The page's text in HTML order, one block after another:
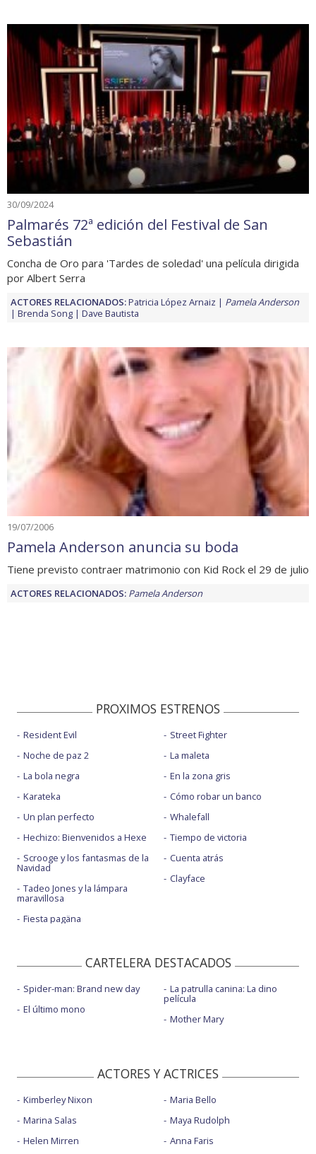
30/09/2024
Palmarés 72ª edición del Festival de San
Sebastián
Concha de Oro para 'Tardes de soledad' una película dirigida
por Albert Serra
ACTORES RELACIONADOS:Patricia López Arnaiz
Pamela Anderson
Brenda Song
Dave Bautista
19/07/2006
Pamela Anderson anuncia su boda
Tiene previsto contraer matrimonio con Kid Rock el 29 de julio
ACTORES RELACIONADOS: Pamela Anderson
PROXIMOS ESTRENOS
Resident Evil
Noche de paz 2
La bola negra
Karateka
Un plan perfecto
Hechizo: Bienvenidos a Hexe
Scrooge y los fantasmas de la
Navidad
Tadeo Jones y la lámpara
maravillosa
Fiesta pagäna
Street Fighter
La maleta
En la zona gris
Cómo robar un banco
Whalefall
Tiempo de victoria
Cuenta atrás
Clayface
CARTELERA DESTACADOS
Spider-man: Brand new day
El último mono
La patrulla canina: La dino
película
Mother Mary
ACTORES Y ACTRICES
Kimberley Nixon
Marina Salas
Helen Mirren
Maria Bello
Maya Rudolph
Anna Faris